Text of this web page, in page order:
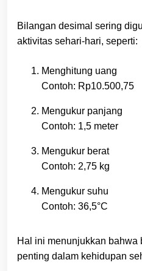
Bilangan desimal sering
aktivitas sehari-hari, seperti:
Menghitung uang
Contoh: Rp10.500,75
Mengukur panjang
Contoh: 1,5 meter
Mengukur berat
Contoh: 2,75 kg
Mengukur suhu
Contoh: 36,5°C
Hal ini menunjukkan
penting dalam kehidupan